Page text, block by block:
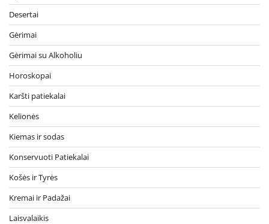
Desertai
Gėrimai
Gėrimai su Alkoholiu
Horoskopai
Karšti patiekalai
Kelionės
Kiemas ir sodas
Konservuoti Patiekalai
Košės ir Tyrės
Kremai ir Padažai
Laisvalaikis